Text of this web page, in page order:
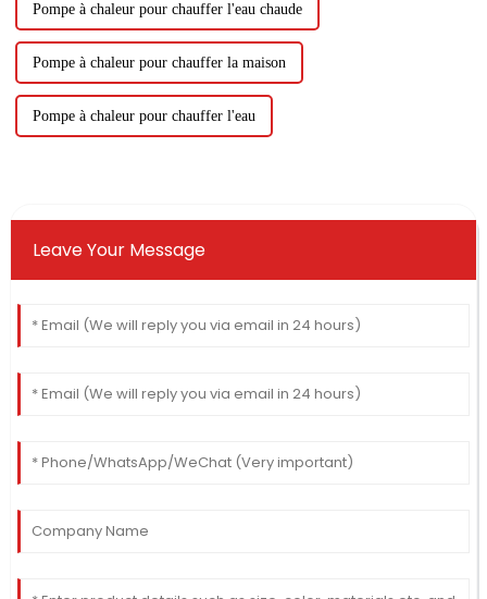
Pompe à chaleur pour chauffer l'eau chaude
Pompe à chaleur pour chauffer la maison
Pompe à chaleur pour chauffer l'eau
Leave Your Message